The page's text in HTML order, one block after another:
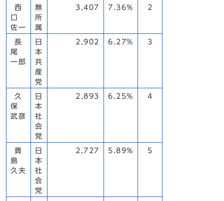
西
口
佐一
無
所
属
3,407 7.36% 2
長
尾
一郎
日
本
共
産
党
2,902 6.27% 3
久
保
武彦
日
本
社
会
党
2,893 6.25% 4
貴
島
久夫
日
本
社
会
党
2,727 5.89% 5